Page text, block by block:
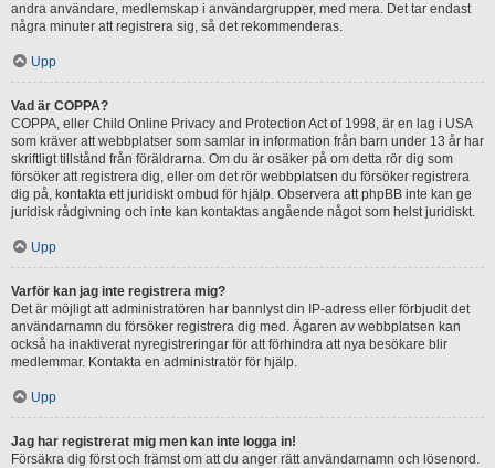
andra användare, medlemskap i användargrupper, med mera. Det tar endast
några minuter att registrera sig, så det rekommenderas.
Upp
Vad är COPPA?
COPPA, eller Child Online Privacy and Protection Act of 1998, är en lag i USA
som kräver att webbplatser som samlar in information från barn under 13 år har
skriftligt tillstånd från föräldrarna. Om du är osäker på om detta rör dig som
försöker att registrera dig, eller om det rör webbplatsen du försöker registrera
dig på, kontakta ett juridiskt ombud för hjälp. Observera att phpBB inte kan ge
juridisk rådgivning och inte kan kontaktas angående något som helst juridiskt.
Upp
Varför kan jag inte registrera mig?
Det är möjligt att administratören har bannlyst din IP-adress eller förbjudit det
användarnamn du försöker registrera dig med. Ägaren av webbplatsen kan
också ha inaktiverat nyregistreringar för att förhindra att nya besökare blir
medlemmar. Kontakta en administratör för hjälp.
Upp
Jag har registrerat mig men kan inte logga in!
Försäkra dig först och främst om att du anger rätt användarnamn och lösenord.